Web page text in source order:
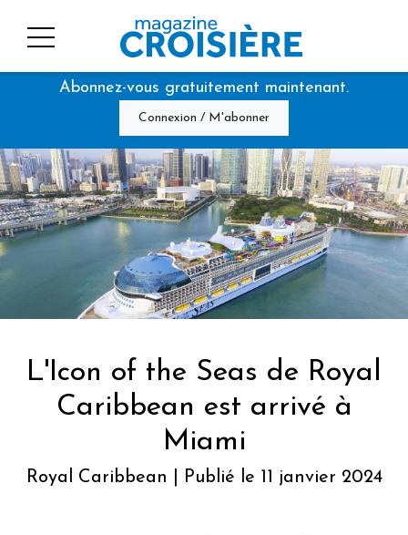
Abonnez-vous gratuitement maintenant.
Connexion / M'abonner
L'Icon of the Seas de Royal
Caribbean est arrivé à
Miami
Royal Caribbean | Publié le 11 janvier 2024